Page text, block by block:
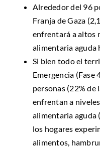
Alrededor del 96
Franja de Gaza
enfrentará a altos
alimentaria aguda
Si bien todo el
Emergencia (Fase
personas (22% de
enfrentan a
alimentaria aguda
los hogares
alimentos,